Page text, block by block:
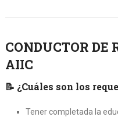
CONDUCTOR DE
AIIC
📝 ¿Cuáles son los
Tener completada la